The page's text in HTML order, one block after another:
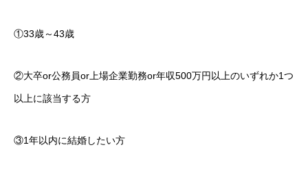
①33歳～43歳
②大卒or公務員or上場企業勤務or年収500万円以上のいずれか1つ
以上に該当する方
③1年以内に結婚したい方